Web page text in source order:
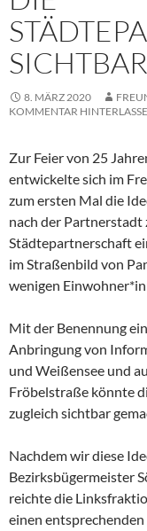
8. MÄRZ 2020
KOMMENTAR
Zur Feier von 25
entwickelte sich im
zum ersten Mal die
nach der Partnerstadt
Städtepartnerschaft
im Straßenbild von
wenigen
Mit der Benennung
Anbringung von
und Weißensee und
Fröbelstraße könnte
zugleich sichtbar
Nachdem wir diese
Bezirksbügermeister
reichte die
einen entsprechenden